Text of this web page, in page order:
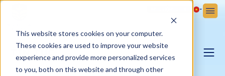
This website stores cookies on your computer.
These cookies are used to improve your website
experience and provide more personalized services
to you, both on this website and through other
TIN TỨC